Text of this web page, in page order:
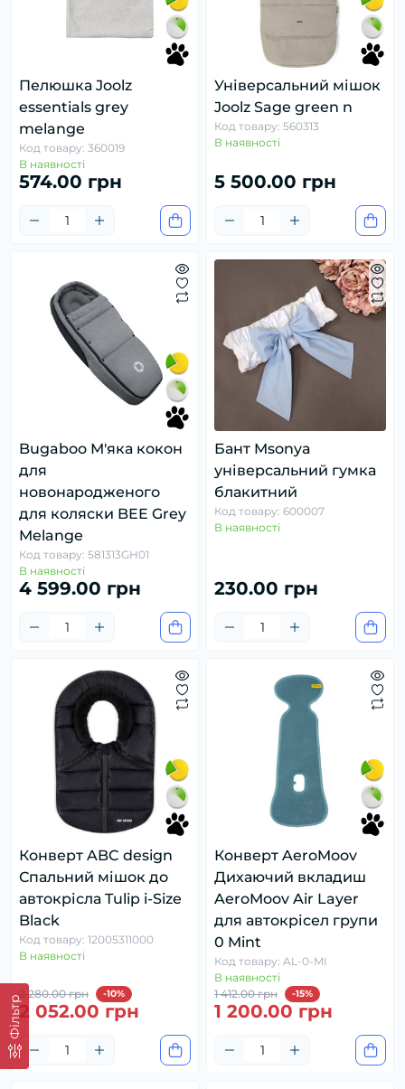
Фільтр
Пелюшка Joolz
essentials grey
melange
Код товару: 360019
В наявності
574.00 грн
Універсальний мішок
Joolz Sage green n
Код товару: 560313
В наявності
5 500.00 грн
Bugaboo М'яка кокон
для
новонародженого
для коляски BEE Grey
Melange
Код товару: 581313GH01
В наявності
4 599.00 грн
Бант Msonya
універсальний гумка
блакитний
Код товару: 600007
В наявності
230.00 грн
Конверт ABC design
Спальний мішок до
автокрісла Tulip i-Size
Black
Код товару: 12005311000
В наявності
2 280.00 грн -10%
2 052.00 грн
Конверт AeroMoov
Дихаючий вкладиш
AeroMoov Air Layer
для автокрісел групи
0 Mint
Код товару: AL-0-MI
В наявності
1 412.00 грн
-15%
1 200.00 грн